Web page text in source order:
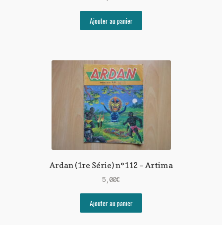
Ajouter au panier
Ardan (1re Série) n°112 – Artima
5,00€
Ajouter au panier